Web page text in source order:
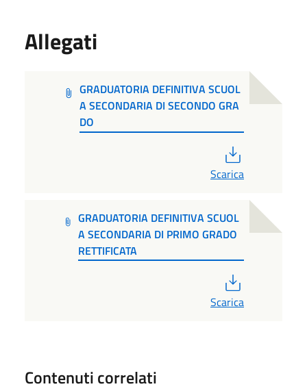
Allegati
GRADUATORIA DEFINITIVA SCUOL
A SECONDARIA DI SECONDO GRA
DO
Scarica
GRADUATORIA DEFINITIVA SCUOL
A SECONDARIA DI PRIMO GRADO
RETTIFICATA
Scarica
Contenuti correlati